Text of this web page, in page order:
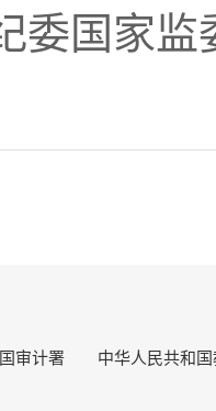
委国家监
审计署 中华人民共和